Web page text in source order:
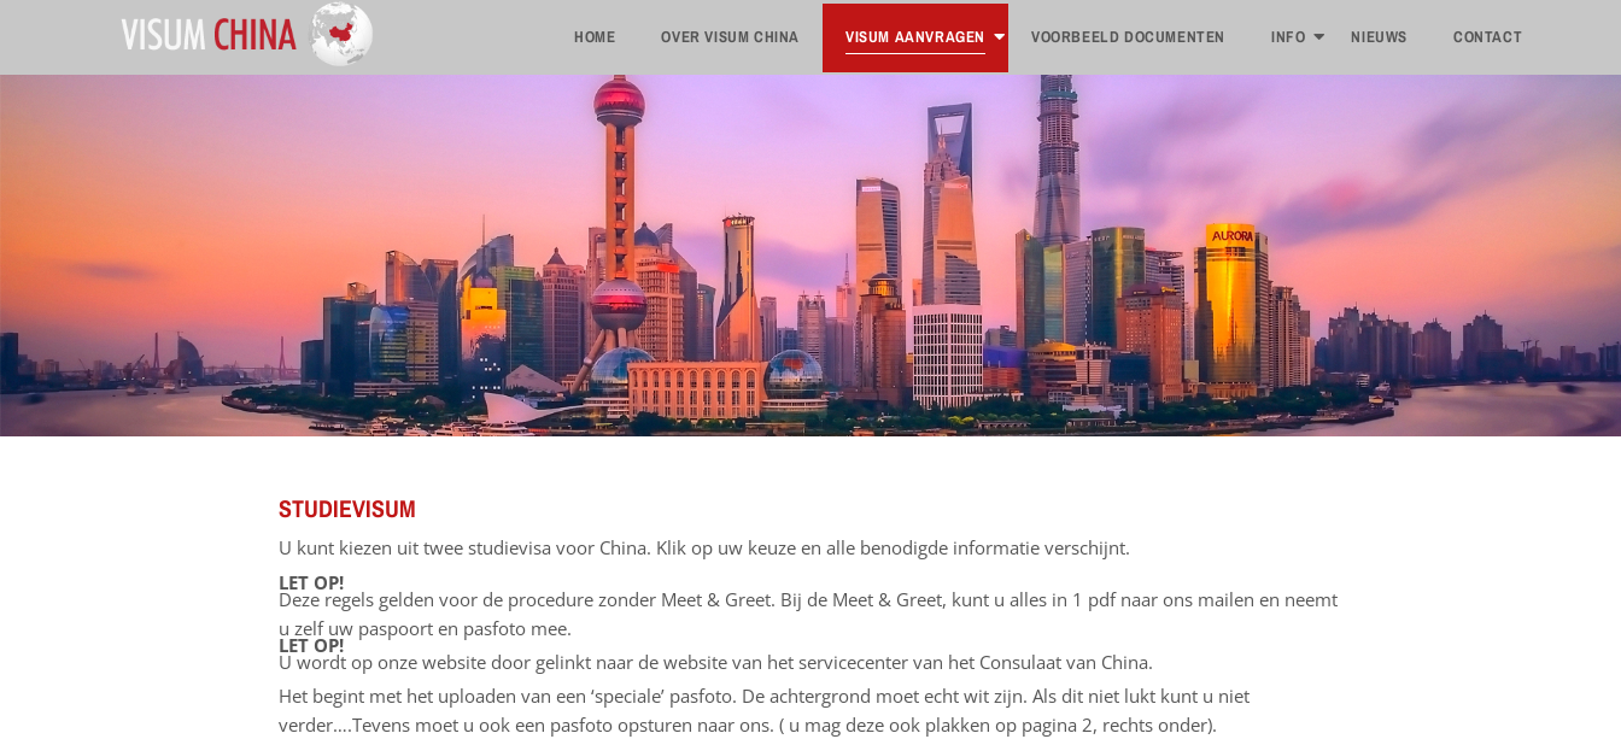
HOME OVER VISUM CHINA VISUM AANVRAGEN VOORBEELD DOCUMENTEN INFO NIEUWS CONTACT
STUDIEVISUM
U kunt kiezen uit twee studievisa voor China. Klik op uw keuze en alle benodigde informatie verschijnt.
LET OP!
Deze regels gelden voor de procedure zonder Meet & Greet. Bij de Meet & Greet, kunt u alles in 1 pdf naar ons mailen en neemt
u zelf uw paspoort en pasfoto mee.
LET OP!
U wordt op onze website door gelinkt naar de website van het servicecenter van het Consulaat van China.
Het begint met het uploaden van een ‘speciale’ pasfoto. De achtergrond moet echt wit zijn. Als dit niet lukt kunt u niet
verder….Tevens moet u ook een pasfoto opsturen naar ons. ( u mag deze ook plakken op pagina 2, rechts onder).